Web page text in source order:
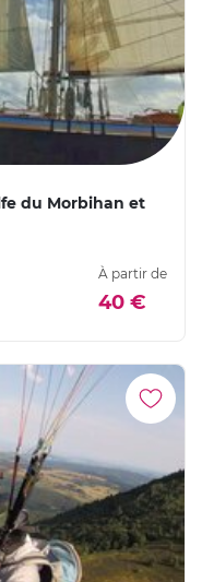
du Morbihan et
À partir de
40 €